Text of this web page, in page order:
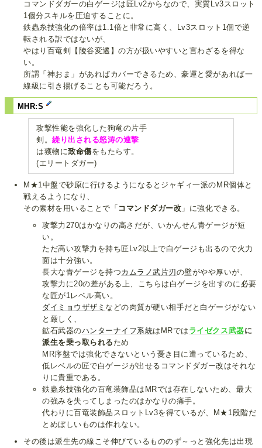
コマンドダガーの白ゲージは匠Lv2からなので、実質Lv3スロット
1個分スキルを圧迫することに。
鉄蟲糸技強化の倍率は1.1倍と非常に高く、Lv3スロット1個で逆
転される訳ではないが、
やはり百竜剣【陵谷変遷】の方が扱いやすいと言わざるを得な
い。
所謂「神おま」があればカバーできるため、豪運と愛があれば一
線級に引き揚げることも可能だろう。
MHR:S
攻撃性能を強化した狗竜の片手
剣。繰り出される怒涛の連撃
は獲物に致命傷をもたらす。
(エリートダガー)
M★1中盤で砂原に行けるようになるとジャギィ一派のMR個体と
戦えるようになり、
その素材を用いることで「 コマンドダガー改 」に強化できる。
攻撃力270はかなりの高さだが、いかんせん青ゲージが短
い。
ただ高い攻撃力を持ち匠Lv2以上で白ゲージも出るので火力
面は十分強い。
長大な青ゲージを持つカムラノ武片刃 の壁がやや厚いが、
攻撃力に20の差がある上、こちらは白ゲージを出すのに必要
な匠が1レベル高い。
ダイミョウザザミ などの肉質が硬い相手だと白ゲージがない
と厳しく、
鉱石武器のハンターナイフ系統はMRでは ライゼクス武器に
派生を乗っ取られる ため
MR序盤では強化できないという憂き目に遭っているため、
低レベルの匠で白ゲージが出せるコマンドダガー改はそれな
りに貴重である。
鉄蟲糸技強化の百竜装飾品はMRでは存在しないため、最大
の強みを失ってしまったのはかなりの痛手。
代わりに百竜装飾品スロットLv3を得ているが、M★1段階だ
とめぼしいものは作れない。
その後は派生先の線こそ伸びているもののず～っと強化先は出現